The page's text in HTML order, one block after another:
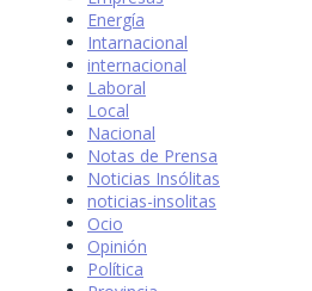
Energía
Intarnacional
internacional
Laboral
Local
Nacional
Notas de Prensa
Noticias Insólitas
noticias-insolitas
Ocio
Opinión
Política